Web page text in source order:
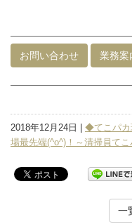
お問い合わせ 業務案
2018年12月24日 | ◆てこパカ
場最先端(^o^)！～清掃員てこ
一